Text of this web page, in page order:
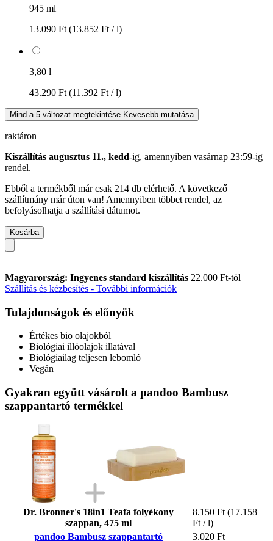
945 ml
13.090 Ft (13.852 Ft / l)
3,80 l
43.290 Ft (11.392 Ft / l)
Mind a 5 változat megtekintése Kevesebb mutatása
raktáron
Kiszállítás augusztus 11., kedd-ig, amennyiben vasárnap 23:59-ig
rendel.
Ebből a termékből már csak 214 db elérhető. A következő
szállítmány már úton van! Amennyiben többet rendel, az
befolyásolhatja a szállítási dátumot.
Kosárba
Magyarország: Ingyenes standard kiszállítás 22.000 Ft-tól
Szállítás és kézbesítés - További információk
Tulajdonságok és előnyök
Értékes bio olajokból
Biológiai illóolajok illatával
Biológiailag teljesen lebomló
Vegán
Gyakran együtt vásárolt a pandoo Bambusz
szappantartó termékkel
Dr. Bronner's 18in1 Teafa folyékony
szappan, 475 ml
8.150 Ft (17.158
Ft / l)
pandoo Bambusz szappantartó
3.020 Ft